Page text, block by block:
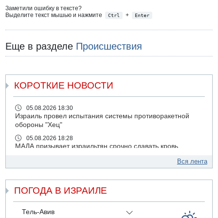
Заметили ошибку в тексте?
Выделите текст мышью и нажмите
Ctrl + Enter
Еще в разделе Происшествия
КОРОТКИЕ НОВОСТИ
05.08.2026 18:30
Израиль провел испытания системы противоракетной
обороны "Хец"
05.08.2026 18:28
МАДА призывает израильтян срочно сдавать кровь
Бывший посол Израиля в ООН Гилад Эрдан объявит в
05.08.2026 13:49
На севере Израиля на берег выбросило тело
05.08.2026 13:32
Вся лента
ПОГОДА В ИЗРАИЛЕ
Тель-Авив